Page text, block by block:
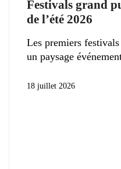
Festivals grand
de l’été 2026
Les premiers
un paysage
18 juillet 2026